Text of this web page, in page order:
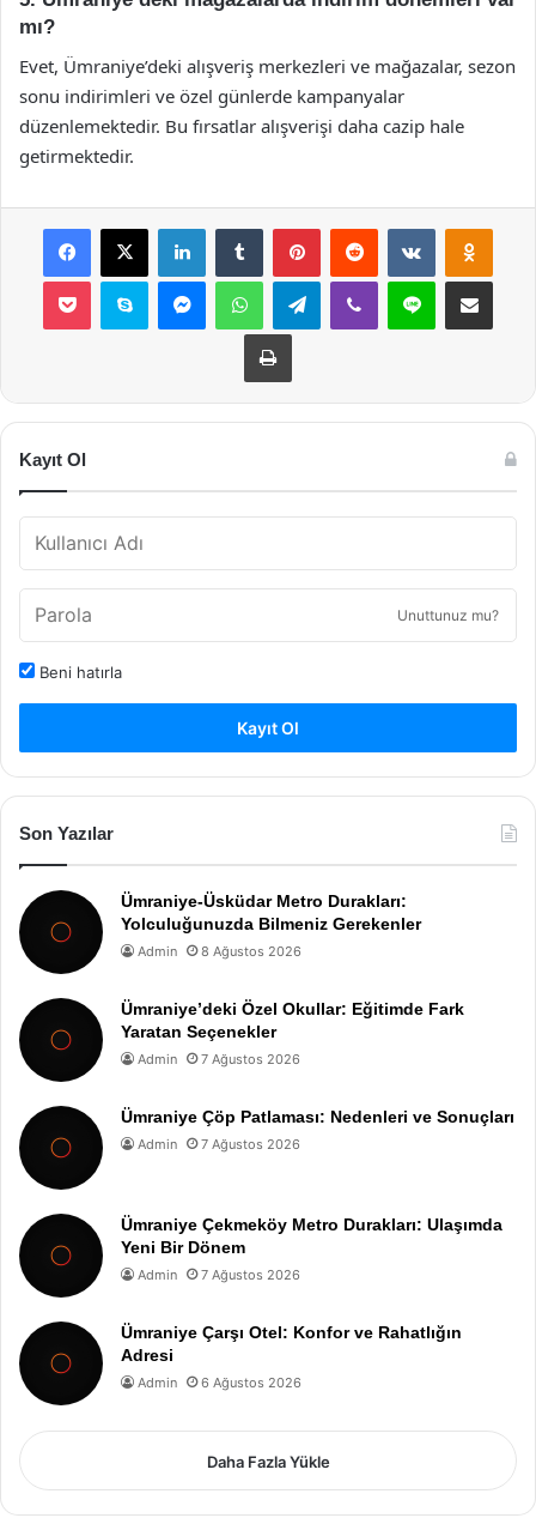
mı?
Evet, Ümraniye’deki alışveriş merkezleri ve mağazalar, sezon
sonu indirimleri ve özel günlerde kampanyalar
düzenlemektedir. Bu fırsatlar alışverişi daha cazip hale
getirmektedir.
Facebook
X LinkedInTumblr PinterestReddit VKontakte
Pocket Skype MessengerWhatsAppTelegramViber Line E-Posta ile
Yazdır
Kayıt Ol
Unuttunuz mu?
Beni hatırla
Kayıt Ol
Son Yazılar
Ümraniye-Üsküdar Metro Durakları:
Yolculuğunuzda Bilmeniz Gerekenler
Admin 8 Ağustos 2026
Ümraniye’deki Özel Okullar: Eğitimde Fark
Yaratan Seçenekler
Admin 7 Ağustos 2026
Ümraniye Çöp Patlaması: Nedenleri ve Sonuçları
Admin 7 Ağustos 2026
Ümraniye Çekmeköy Metro Durakları: Ulaşımda
Yeni Bir Dönem
Admin 7 Ağustos 2026
Ümraniye Çarşı Otel: Konfor ve Rahatlığın
Adresi
Admin 6 Ağustos 2026
Daha Fazla Yükle